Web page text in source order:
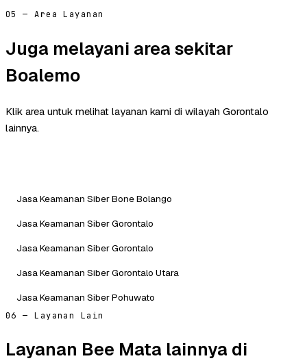
05 — Area Layanan
Juga melayani area sekitar
Boalemo
Klik area untuk melihat layanan kami di wilayah Gorontalo
lainnya.
Jasa Keamanan Siber Bone Bolango
Jasa Keamanan Siber Gorontalo
Jasa Keamanan Siber Gorontalo
Jasa Keamanan Siber Gorontalo Utara
Jasa Keamanan Siber Pohuwato
06 — Layanan Lain
Layanan Bee Mata lainnya di